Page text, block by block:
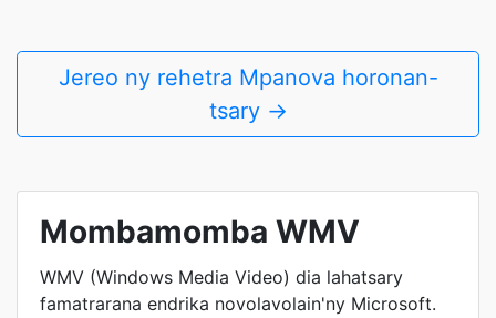
Jereo ny rehetra Mpanova horonan-
tsary →
Mombamomba WMV
WMV (Windows Media Video) dia lahatsary
famatrarana endrika novolavolain'ny Microsoft.